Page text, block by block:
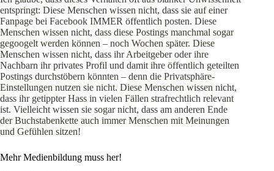
entspringt: Diese Menschen wissen nicht, dass sie auf einer
Fanpage bei Facebook IMMER öffentlich posten. Diese
Menschen wissen nicht, dass diese Postings manchmal sogar
gegoogelt werden können – noch Wochen später. Diese
Menschen wissen nicht, dass ihr Arbeitgeber oder ihre
Nachbarn ihr privates Profil und damit ihre öffentlich geteilten
Postings durchstöbern könnten – denn die Privatsphäre-
Einstellungen nutzen sie nicht. Diese Menschen wissen nicht,
dass ihr getippter Hass in vielen Fällen strafrechtlich relevant
ist. Vielleicht wissen sie sogar nicht, dass am anderen Ende
der Buchstabenkette auch immer Menschen mit Meinungen
und Gefühlen sitzen!
Mehr Medienbildung muss her!